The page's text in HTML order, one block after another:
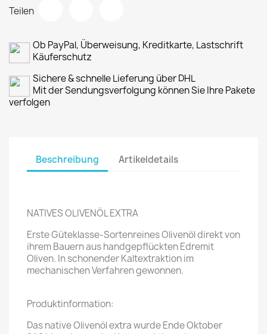
Teilen
Ob PayPal, Überweisung, Kreditkarte, Lastschrift
Käuferschutz
Sichere & schnelle Lieferung über DHL
Mit der Sendungsverfolgung können Sie Ihre Pakete
verfolgen
Beschreibung Artikeldetails
NATIVES OLIVENÖL EXTRA
Erste Güteklasse-Sortenreines Olivenöl direkt von
ihrem Bauern aus handgepflückten Edremit
Oliven. In schonender Kaltextraktion im
mechanischen Verfahren gewonnen.
Produktinformation:
Das native Olivenöl extra wurde Ende Oktober